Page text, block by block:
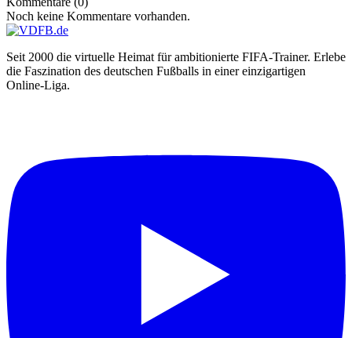
Noch keine Kommentare vorhanden.
Seit 2000 die virtuelle Heimat für ambitionierte FIFA-Trainer. Erlebe
die Faszination des deutschen Fußballs in einer einzigartigen
Online-Liga.